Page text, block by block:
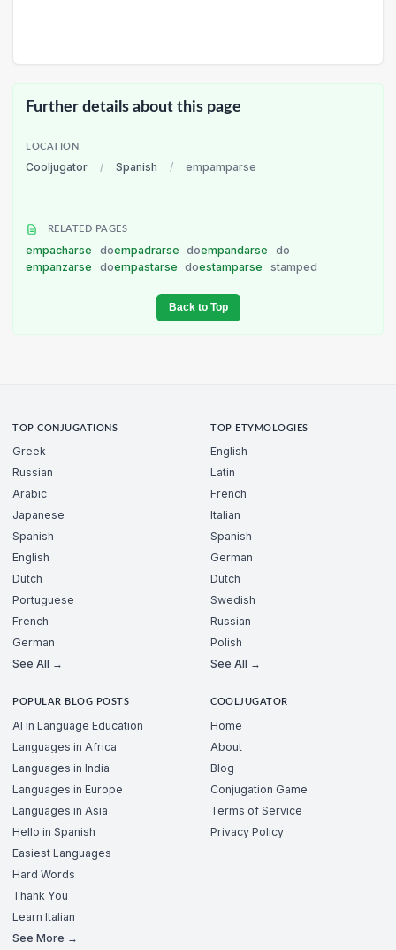
Further details about this page
LOCATION
Cooljugator / Spanish / empamparse
RELATED PAGES
empacharse doempadrarse doempandarse
do
empanzarse
doempastarse doestamparse stamped
Back to Top
TOP CONJUGATIONS
Greek
Russian
Arabic
Japanese
Spanish
English
Dutch
Portuguese
French
German
See All →
TOP ETYMOLOGIES
English
Latin
French
Italian
Spanish
German
Dutch
Swedish
Russian
Polish
See All →
POPULAR BLOG POSTS
AI in Language Education
Languages in Africa
Languages in India
Languages in Europe
Languages in Asia
Hello in Spanish
Easiest Languages
Hard Words
Thank You
Learn Italian
See More →
COOLJUGATOR
Home
About
Blog
Conjugation Game
Terms of Service
Privacy Policy